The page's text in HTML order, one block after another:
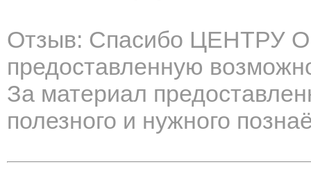
Отзыв: Спасибо ЦЕНТРУ
предоставленную
За материал
полезного и нужного